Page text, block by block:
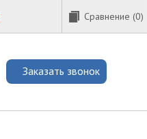
Сравнение (0)
Заказать звонок